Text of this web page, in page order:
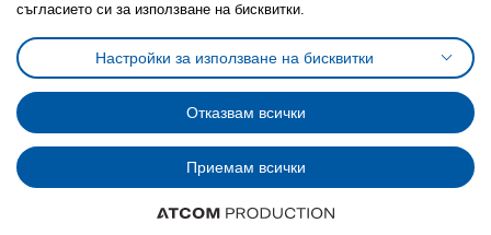
Политика за използване на бисквитки (Cookies)
Избор на настройки за използване на бисквитки
Условия за ползване на ikea.bgОбща политика за личните данни
Политика за защита на личните данни на ikea.bg
Общи условия на програма IKEA Family
Политика за защита на лични данни на програма IKEA Family
© Inter-IKEA Systems B.V. 1999 - 2025
съгласието си за използване на бисквитки.
Настройки за използване на бисквитки
Отказвам всички
Приемам всички